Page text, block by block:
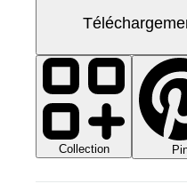
Collection